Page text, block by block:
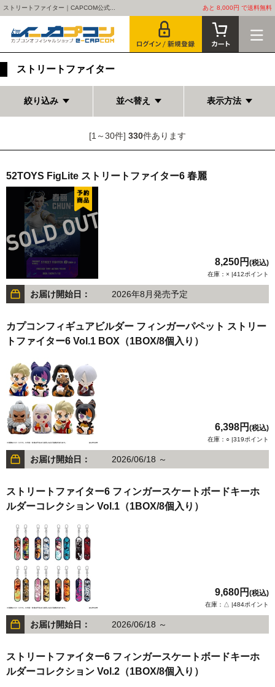
ストリートファイター｜CAPCOM公式... あと 8,000円 で送料無料
ストリートファイター
絞り込み 並べ替え 表示方法
[1～30件] 330件あります
52TOYS FigLite ストリートファイター6 春麗
8,250円 (税込)
在庫：× |412ポイント
お届け開始日： 2026年8月発売予定
カプコンフィギュアビルダー フィンガーパペット ストリー
トファイター6 Vol.1 BOX（1BOX/8個入り）
6,398円 (税込)
在庫：○ |319ポイント
お届け開始日： 2026/06/18 ～
ストリートファイター6 フィンガースケートボードキーホ
ルダーコレクション Vol.1（1BOX/8個入り）
9,680円 (税込)
在庫：△ |484ポイント
お届け開始日： 2026/06/18 ～
ストリートファイター6 フィンガースケートボードキーホ
ルダーコレクション Vol.2（1BOX/8個入り）